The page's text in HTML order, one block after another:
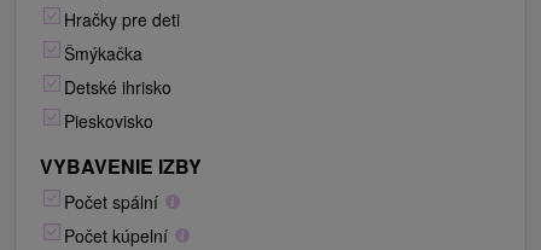
Hračky pre deti
Šmýkačka
Detské ihrisko
Pieskovisko
VYBAVENIE IZBY
Počet spální
Počet kúpelní